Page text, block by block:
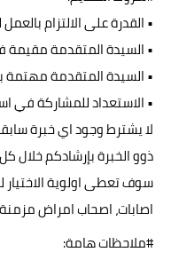
• القدرة على الالتزام
•السيدة المتقدمة
• السيدة المتقدمة مهتمة
• الاستعداد للمشاركة في
لا يشترط وجود اي خبرة
ذوو الخبرة بإرشادكم
سوف تعطى اولوية الاختيار
اصابات، اصحاب امراض
#ملاحظاتهامة: